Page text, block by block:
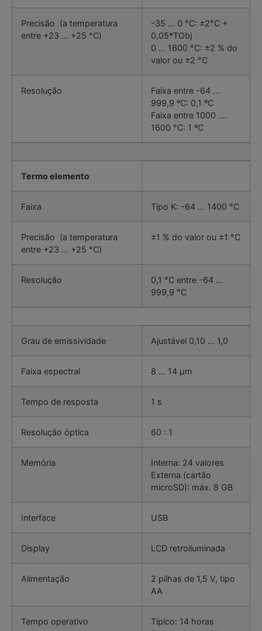
Precisão (a temperatura
entre +23 … +25 °C)
-35 … 0 °C: ±2°C +
0,05*TObj
0 … 1600 °C: ±2 % do
valor ou ±2 °C
Resolução
Faixa entre -64 …
999,9 ºC: 0,1 ºC
Faixa entre 1000 ….
1600 °C: 1 ºC
Termo elemento
Faixa Tipo K: -64 … 1400 °C
Precisão (a temperatura
entre +23 … +25 °C)
±1 % do valor ou ±1 °C
Resolução
0,1 °C entre -64 …
999,9 °C
Grau de emissividade Ajustável 0,10 … 1,0
Faixa espectral 8 … 14 µm
Tempo de resposta 1 s
Resolução óptica 60 : 1
Memória
Interna: 24 valores
Externa (cartão
microSD): máx. 8 GB
Interface USB
Display LCD retroiluminada
Alimentação
2 pilhas de 1,5 V, tipo
AA
Tempo operativo
Típico: 14 horas